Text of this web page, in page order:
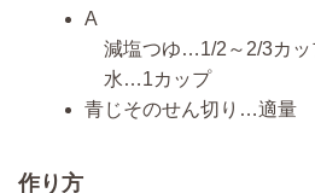
A
減塩つゆ…1/2～2/3カッ
水…1カップ
青じそのせん切り…適量
作り方